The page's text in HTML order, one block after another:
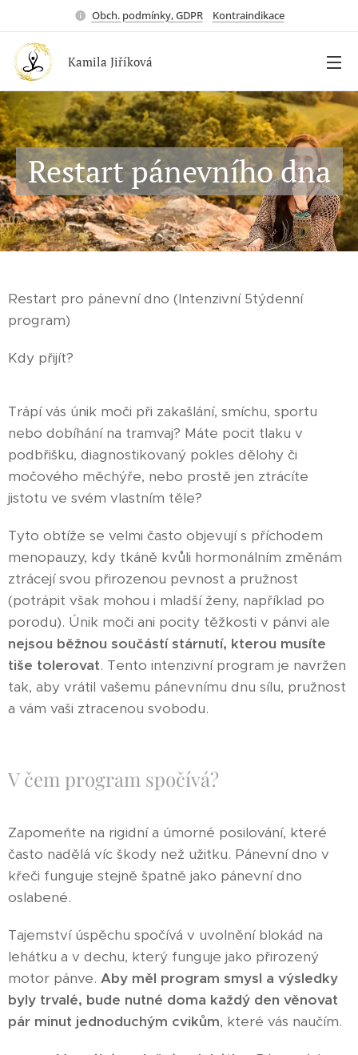
Obch. podmínky, GDPR Kontraindikace
Kamila Jiříková
Restart pánevního dna
Restart pro pánevní dno (Intenzivní 5týdenní
program)
Kdy přijít?
Trápí vás únik moči při zakašlání, smíchu, sportu
nebo dobíhání na tramvaj? Máte pocit tlaku v
podbřišku, diagnostikovaný pokles dělohy či
močového měchýře, nebo prostě jen ztrácíte
jistotu ve svém vlastním těle?
Tyto obtíže se velmi často objevují s příchodem
menopauzy, kdy tkáně kvůli hormonálním změnám
ztrácejí svou přirozenou pevnost a pružnost
(potrápit však mohou i mladší ženy, například po
porodu). Únik moči ani pocity těžkosti v pánvi ale
nejsou běžnou součástí stárnutí, kterou musíte
tiše tolerovat. Tento intenzivní program je navržen
tak, aby vrátil vašemu pánevnímu dnu sílu, pružnost
a vám vaši ztracenou svobodu.
V čem program spočívá?
Zapomeňte na rigidní a úmorné posilování, které
často nadělá víc škody než užitku. Pánevní dno v
křeči funguje stejně špatně jako pánevní dno
oslabené.
Tajemství úspěchu spočívá v uvolnění blokád na
lehátku a v dechu, který funguje jako přirozený
motor pánve. Aby měl program smysl a výsledky
byly trvalé, bude nutné doma každý den věnovat
pár minut jednoduchým cvikům, které vás naučím.